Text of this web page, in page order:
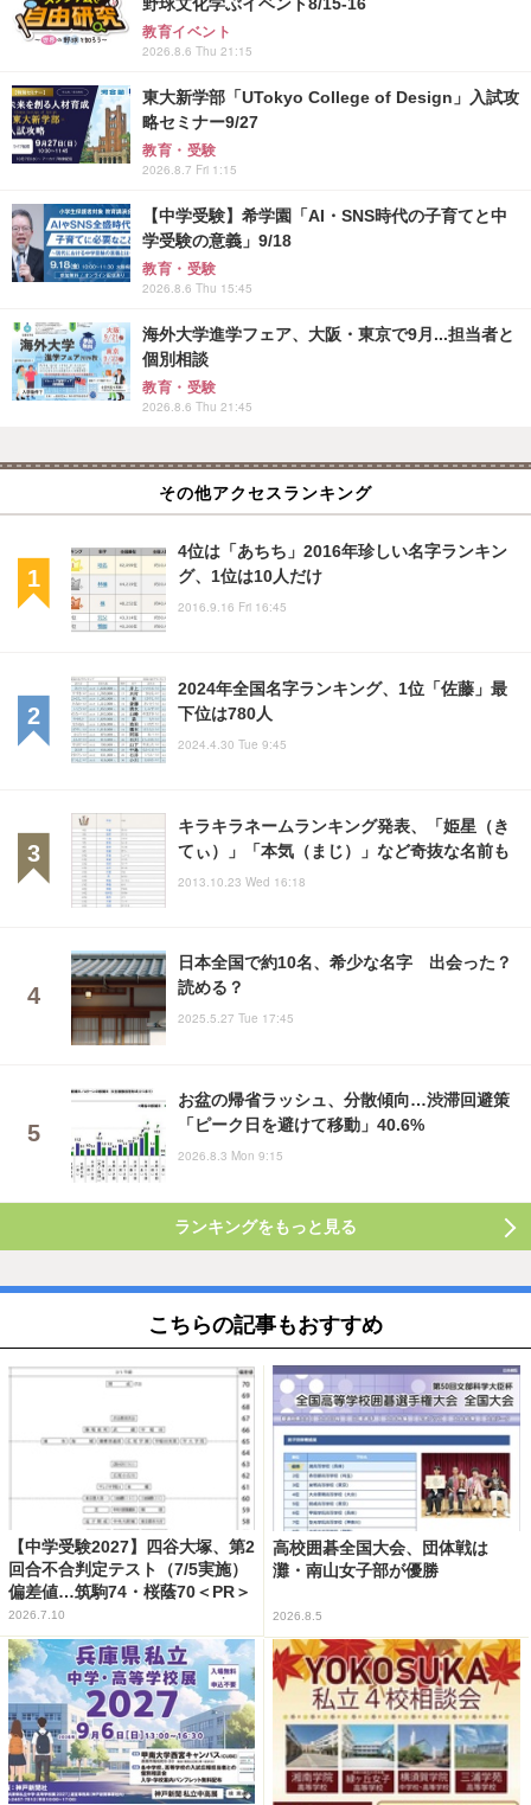
教育イベント
2026.8.6 Thu 21:15
東大新学部「UTokyo College of Design」入試攻
略セミナー9/27
教育・受験
2026.8.7 Fri 1:15
【中学受験】希学園「AI・SNS時代の子育てと中
学受験の意義」9/18
教育・受験
2026.8.6 Thu 15:45
海外大学進学フェア、大阪・東京で9月...担当者と
個別相談
教育・受験
2026.8.6 Thu 21:45
その他アクセスランキング
4位は「あちち」2016年珍しい名字ランキン
グ、1位は10人だけ
2016.9.16 Fri 16:45
2024年全国名字ランキング、1位「佐藤」最
下位は780人
2024.4.30 Tue 9:45
キラキラネームランキング発表、「姫星（き
てぃ）」「本気（まじ）」など奇抜な名前も
2013.10.23 Wed 16:18
日本全国で約10名、希少な名字 出会った？
読める？
2025.5.27 Tue 17:45
お盆の帰省ラッシュ、分散傾向…渋滞回避策
「ピーク日を避けて移動」40.6%
2026.8.3 Mon 9:15
ランキングをもっと見る
こちらの記事もおすすめ
【中学受験2027】四谷大塚、第2
回合不合判定テスト（7/5実施）
偏差値…筑駒74・桜蔭70＜PR＞
2026.7.10
高校囲碁全国大会、団体戦は
灘・南山女子部が優勝
2026.8.5